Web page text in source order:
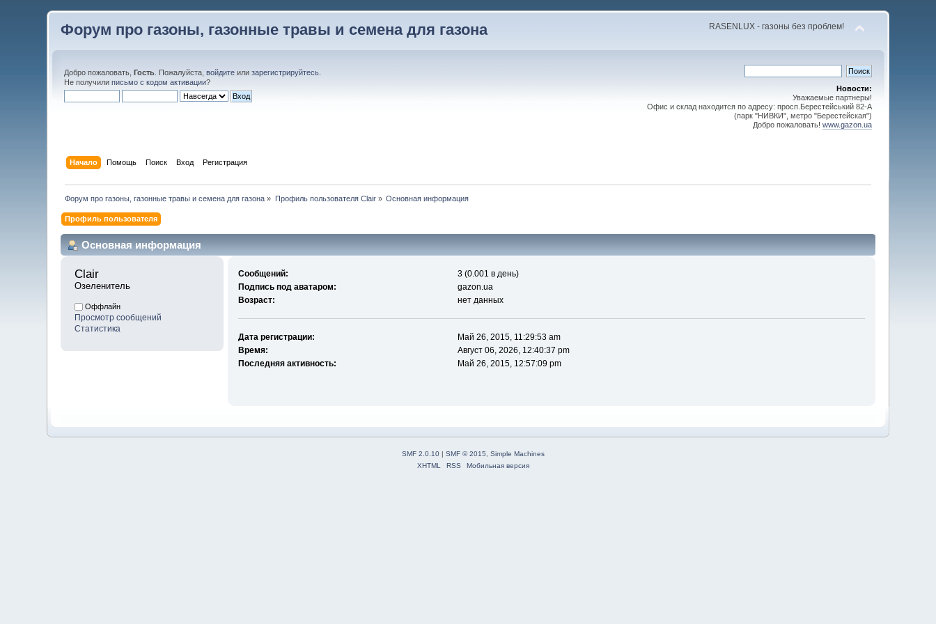
Форум про газоны, газонные травы и семена для газона RASENLUX - газоны без проблем!
Добро пожаловать,Гость . Пожалуйста,войдите илизарегистрируйтесь
Не получилиписьмо с кодом активации?
Новости:
Уважаемые партнеры!
Офис и склад находится по адресу: просп.Берестейський 82-А
(парк "НИВКИ", метро "Берестейская")
Добро пожаловать! www.gazon.ua
Начало Помощь Поиск Вход Регистрация
Форум про газоны, газонные травы и семена для газона » Профиль пользователя Clair» Основная информация
Профиль пользователя
Основная информация
Clair
Озеленитель
Оффлайн
Просмотр сообщений
Статистика
Сообщений:
3 (0.001 в день)
Подпись под аватаром:
gazon.ua
Возраст:
нет данных
Дата регистрации:
Май 26, 2015, 11:29:53 am
Время:
Август 06, 2026, 12:40:37 pm
Последняя активность:
Май 26, 2015, 12:57:09 pm
SMF 2.0.10 | SMF © 2015, Simple Machines
XHTML
RSS Мобильная версия